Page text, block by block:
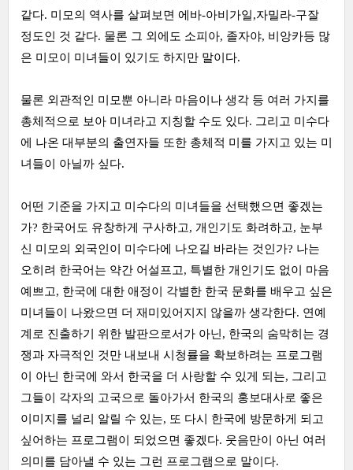
같다. 미모의 역사를 살펴보면 에바-아비가일,자밀라-구잘
정도인 것 같다. 물론 그 외에도 소피아, 졸자야, 비앙카등 많
은 미모이 미녀들이 있기도 하지만 말이다.
물론 외관적인 미모뿐 아니라 마음이나 생각 등 여러 가지를
총체적으로 보아 미녀라고 지칭할 수도 있다. 그리고 미수다
에 나온 대부분의 출연자들 또한 총체적 미를 가지고 있는 미
녀들이 아닐까 싶다.
어떤 기준을 가지고 미수다의 미녀들을 선택했으면 좋겠는
가? 한국어도 유창하게 구사하고, 개인기도 화려하고, 눈부
신 미모의 외국인이 미수다에 나오길 바라는 것인가? 나는
오히려 한국어는 약간 어설프고, 특별한 개인기도 없이 마음
예쁘고, 한국에 대한 애정이 각별한 한국 문화를 배우고 싶은
미녀들이 나왔으면 더 재미있어지지 않을까 생각한다. 연예
계로 진출하기 위한 발판으로서가 아닌, 한국의 숨막히는 경
쟁과 자극적인 것만 내보내 시청률을 확보하려는 프로그램
이 아닌 한국에 와서 한국을 더 사랑할 수 있게 되는, 그리고
그들이 각자의 고국으로 돌아가서 한국의 홍보대사로 좋은
이미지를 널리 알릴 수 있는, 또 다시 한국에 방문하게 되고
싶어하는 프로그램이 되었으면 좋겠다. 웃음만이 아닌 여러
의미를 담아낼 수 있는 그런 프로그램으로 말이다.